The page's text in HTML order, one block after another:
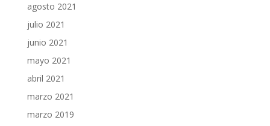
agosto 2021
julio 2021
junio 2021
mayo 2021
abril 2021
marzo 2021
marzo 2019